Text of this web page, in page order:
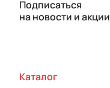
Подписаться
на новости и акции
Каталог